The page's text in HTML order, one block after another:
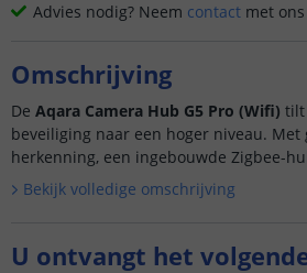
Advies nodig? Neem contact met
Omschrijving
De Aqara Camera Hub G5 Pro (Wifi) tilt
beveiliging naar een hoger niveau. Met
herkenning, een ingebouwde Zigbee-
Router is deze camera het middelpunt
Bekijk volledige omschrijving
U ontvangt het